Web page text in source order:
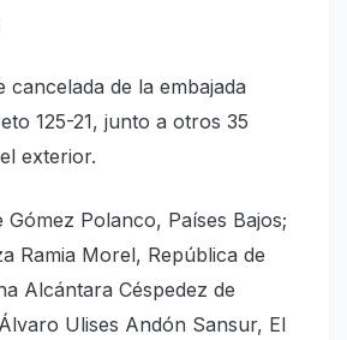
cancelada de la embajada
125-21, junto a otros 35
exterior.
Gómez Polanco, Países Bajos;
Ramia Morel, República de
Alcántara Céspedez de
Ulises Andón Sansur, El